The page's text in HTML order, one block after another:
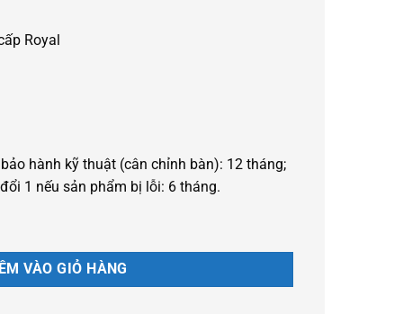
Royal
hành kỹ thuật (cân chỉnh bàn): 12 tháng;
1 nếu sản phẩm bị lỗi: 6 tháng.
VÀO GIỎ HÀNG